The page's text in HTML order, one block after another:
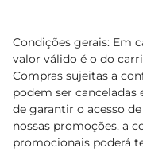
Condições gerais: Em
valor válido é o do
Compras sujeitas a
podem ser canceladas
de garantir o acesso
nossas promoções, a
promocionais poderá